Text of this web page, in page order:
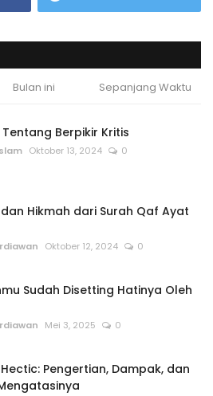
Bulan ini Sepanjang Waktu
Tentang Berpikir Kritis
Oktober 13, 2024 0
Hikmah dari Surah Qaf Ayat
Oktober 12, 2024 0
Sudah Disetting Hatinya Oleh
Mei 3, 2025 0
Pengertian, Dampak, dan